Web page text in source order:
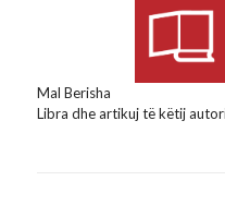
Mal Berisha
Libra dhe artikuj të këtij